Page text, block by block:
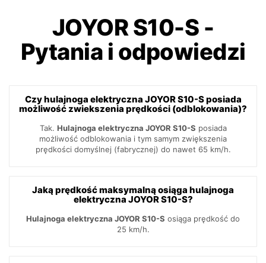
JOYOR S10-S -
Pytania i odpowiedzi
Czy hulajnoga elektryczna JOYOR S10-S posiada
możliwość zwiekszenia prędkości (odblokowania)?
Tak. Hulajnoga elektryczna JOYOR S10-S posiada
możliwość odblokowania i tym samym zwiększenia
prędkości domyślnej (fabrycznej) do nawet 65 km/h.
Jaką prędkość maksymalną osiąga hulajnoga
elektryczna JOYOR S10-S?
Hulajnoga elektryczna JOYOR S10-S osiąga prędkość do
25 km/h.